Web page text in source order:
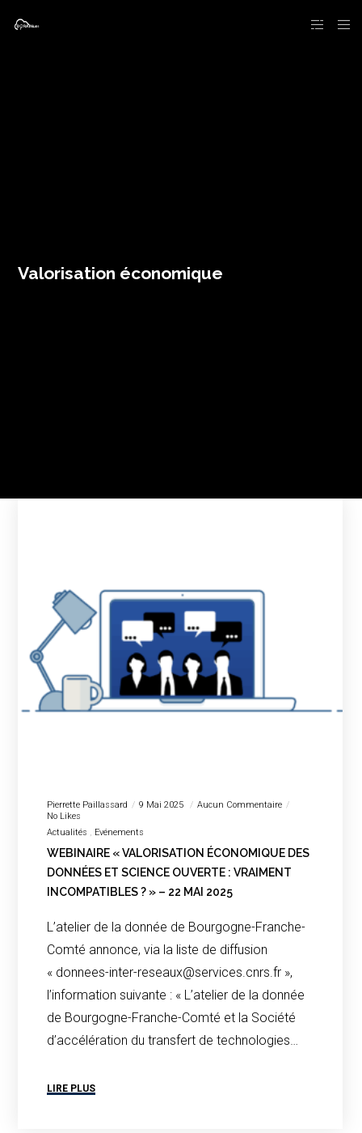
Valorisation économique
Pierrette Paillassard 9 Mai 2025
Aucun Commentaire
No Likes
Actualités
Evénements
WEBINAIRE « VALORISATION ÉCONOMIQUE DES
DONNÉES ET SCIENCE OUVERTE : VRAIMENT
INCOMPATIBLES ? » – 22 MAI 2025
L’atelier de la donnée de Bourgogne-Franche-
Comté annonce, via la liste de diffusion
« donnees-inter-reseaux@services.cnrs.fr »,
l’information suivante : « L’atelier de la donnée
de Bourgogne-Franche-Comté et la Société
d’accélération du transfert de technologies…
LIRE PLUS